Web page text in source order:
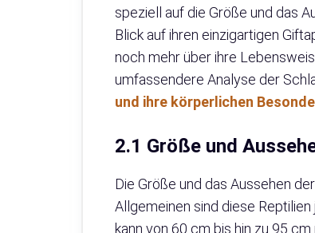
speziell auf die Größe und das
Blick auf ihren einzigartigen
noch mehr über ihre
umfassendere Analyse der
und ihre körperlichen
2.1 Größe und
Die Größe und das Aussehen
Allgemeinen sind diese
kann von 60 cm bis hin zu 95